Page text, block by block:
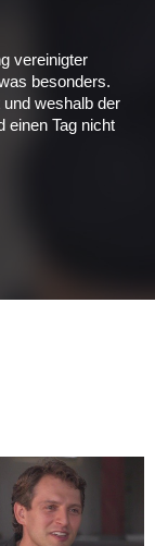
vereinigter
besonders.
weshalb der
einen Tag nicht